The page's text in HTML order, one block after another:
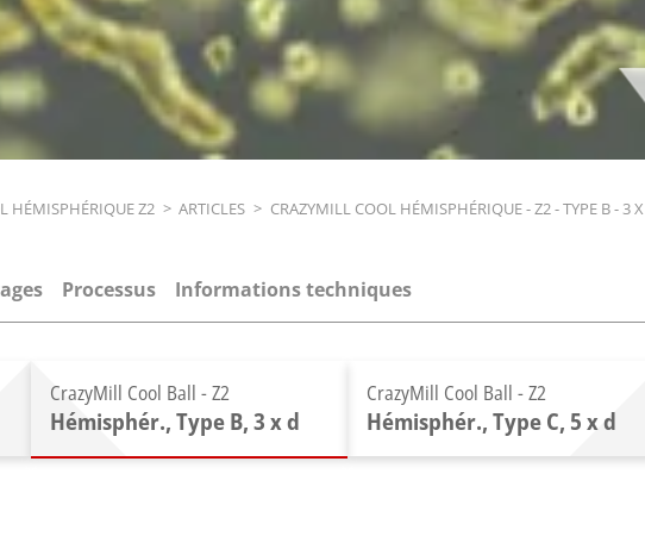
HÉMISPHÉRIQUE Z2 > ARTICLES > CRAZYMILL COOL HÉMISPHÉRIQUE - Z2 - TYPE B - 3
Processus Informations techniques
CrazyMill Cool Ball - Z2
Hémisphér., Type B, 3 x d
CrazyMill Cool Ball - Z2
Hémisphér., Type C, 5 x d